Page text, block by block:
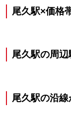
尾久駅×価格
尾久駅の周
尾久駅の沿